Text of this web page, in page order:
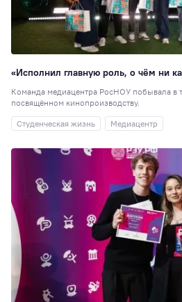
«Исполнил главную роль, о чём ни
Команда медиацентра РосНОУ побывала в
посвящённом кинопроизводству.
Студенческая жизнь
Медиацентр